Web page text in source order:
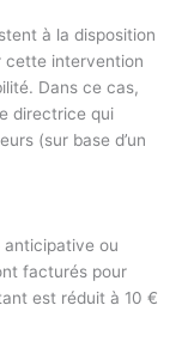
à la disposition
cette intervention
Dans ce cas,
directrice qui
(sur base d’un
anticipative ou
facturés pour
est réduit à 10 €